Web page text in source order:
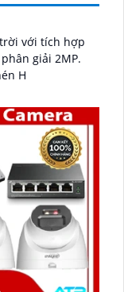
với tích hợp
giải 2MP.
H